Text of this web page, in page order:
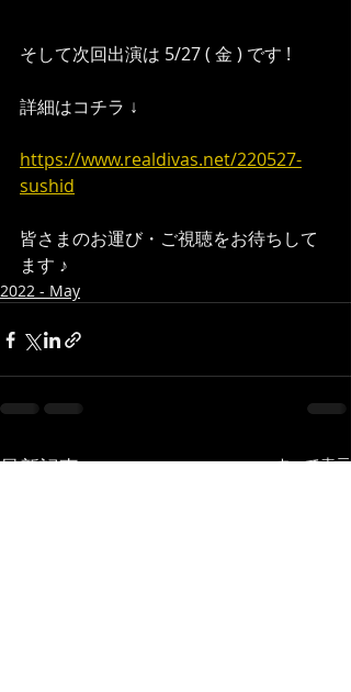
そして次回出演は 5/27 ( 金 ) です !
詳細はコチラ ↓
https://www.realdivas.net/220527-
sushid
皆さまのお運び・ご視聴をお待ちして
ます ♪
2022 - May
最新記事 すべて表示